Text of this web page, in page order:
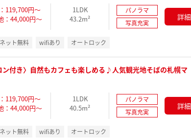
119,700円～
：44,000円～
1LDK
43.2m²
パノラマ
写真充実
詳細
ット無料 wifiあり オートロック
ン付き〉自然もカフェも楽しめる♪人気観光地そばの札幌マ
119,700円～
：44,000円～
1LDK
40.5m²
パノラマ
写真充実
詳細
ット無料 wifiあり オートロック